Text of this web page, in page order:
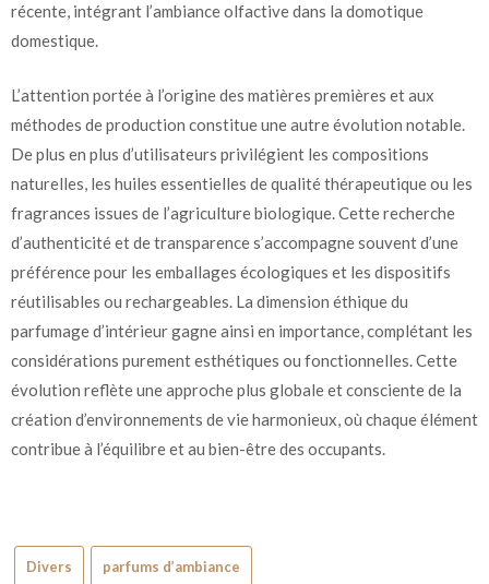
récente, intégrant l’ambiance olfactive dans la domotique
domestique.
L’attention portée à l’origine des matières premières et aux
méthodes de production constitue une autre évolution notable.
De plus en plus d’utilisateurs privilégient les compositions
naturelles, les huiles essentielles de qualité thérapeutique ou les
fragrances issues de l’agriculture biologique. Cette recherche
d’authenticité et de transparence s’accompagne souvent d’une
préférence pour les emballages écologiques et les dispositifs
réutilisables ou rechargeables. La dimension éthique du
parfumage d’intérieur gagne ainsi en importance, complétant les
considérations purement esthétiques ou fonctionnelles. Cette
évolution reflète une approche plus globale et consciente de la
création d’environnements de vie harmonieux, où chaque élément
contribue à l’équilibre et au bien-être des occupants.
Divers parfums d’ambiance